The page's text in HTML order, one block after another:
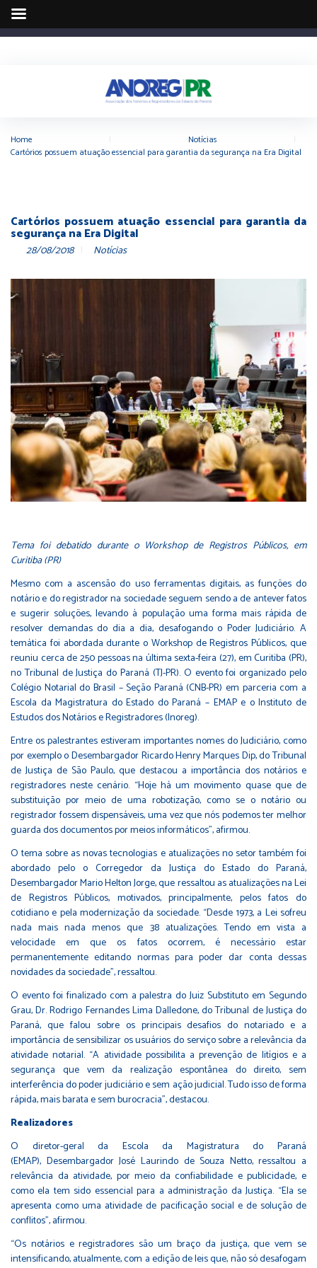
Home Notícias
Cartórios possuem atuação essencial para garantia da segurança na Era Digital
Cartórios possuem atuação essencial para garantia da
segurança na Era Digital
28/08/2018 Notícias
Tema foi debatido durante o Workshop de Registros Públicos, em
Curitiba (PR)
Mesmo com a ascensão do uso ferramentas digitais, as funções do
notário e do registrador na sociedade seguem sendo a de antever fatos
e sugerir soluções, levando à população uma forma mais rápida de
resolver demandas do dia a dia, desafogando o Poder Judiciário. A
temática foi abordada durante o Workshop de Registros Públicos, que
reuniu cerca de 250 pessoas na última sexta-feira (27), em Curitiba (PR),
no Tribunal de Justiça do Paraná (TJ-PR). O evento foi organizado pelo
Colégio Notarial do Brasil – Seção Paraná (CNB-PR) em parceria com a
Escola da Magistratura do Estado do Paraná – EMAP e o Instituto de
Estudos dos Notários e Registradores (Inoreg).
Entre os palestrantes estiveram importantes nomes do Judiciário, como
por exemplo o Desembargador Ricardo Henry Marques Dip, do Tribunal
de Justiça de São Paulo, que destacou a importância dos notários e
registradores neste cenário. “Hoje há um movimento quase que de
substituição por meio de uma robotização, como se o notário ou
registrador fossem dispensáveis, uma vez que nós podemos ter melhor
guarda dos documentos por meios informáticos”, afirmou.
O tema sobre as novas tecnologias e atualizações no setor também foi
abordado pelo o Corregedor da Justiça do Estado do Paraná,
Desembargador Mario Helton Jorge, que ressaltou as atualizações na Lei
de Registros Públicos, motivados, principalmente, pelos fatos do
cotidiano e pela modernização da sociedade. “Desde 1973, a Lei sofreu
nada mais nada menos que 38 atualizações. Tendo em vista a
velocidade em que os fatos ocorrem, é necessário estar
permanentemente editando normas para poder dar conta dessas
novidades da sociedade”, ressaltou.
O evento foi finalizado com a palestra do Juiz Substituto em Segundo
Grau, Dr. Rodrigo Fernandes Lima Dalledone, do Tribunal de Justiça do
Paraná, que falou sobre os principais desafios do notariado e a
importância de sensibilizar os usuários do serviço sobre a relevância da
atividade notarial. “A atividade possibilita a prevenção de litígios e a
segurança que vem da realização espontânea do direito, sem
interferência do poder judiciário e sem ação judicial. Tudo isso de forma
rápida, mais barata e sem burocracia”, destacou.
Realizadores
O diretor-geral da Escola da Magistratura do Paraná
(EMAP), Desembargador José Laurindo de Souza Netto, ressaltou a
relevância da atividade, por meio da confiabilidade e publicidade, e
como ela tem sido essencial para a administração da Justiça. “Ela se
apresenta como uma atividade de pacificação social e de solução de
conflitos”, afirmou.
“Os notários e registradores são um braço da justiça, que vem se
intensificando, atualmente, com a edição de leis que, não só desafogam